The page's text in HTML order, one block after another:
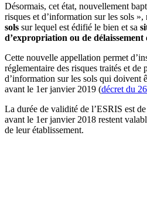
Désormais, cet état, nouvellement
risques et d’information sur les sols »,
sols sur lequel est édifié le bien et sa
d’expropriation ou de délaissement
Cette nouvelle appellation permet
réglementaire des risques traités et de
d’information sur les sols qui doivent
avant le 1er janvier 2019 (décret du
La durée de validité de l’ESRIS est de
avant le 1er janvier 2018 restent
de leur établissement.